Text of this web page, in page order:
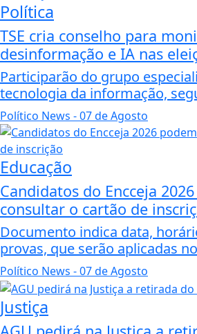
Política
TSE cria conselho para
desinformação e IA nas
Participarão do grupo
tecnologia da informação,
Político News - 07 de Agosto
Educação
Candidatos do Encceja
consultar o cartão de
Documento indica data,
provas, que serão aplicadas
Político News - 07 de Agosto
Justiça